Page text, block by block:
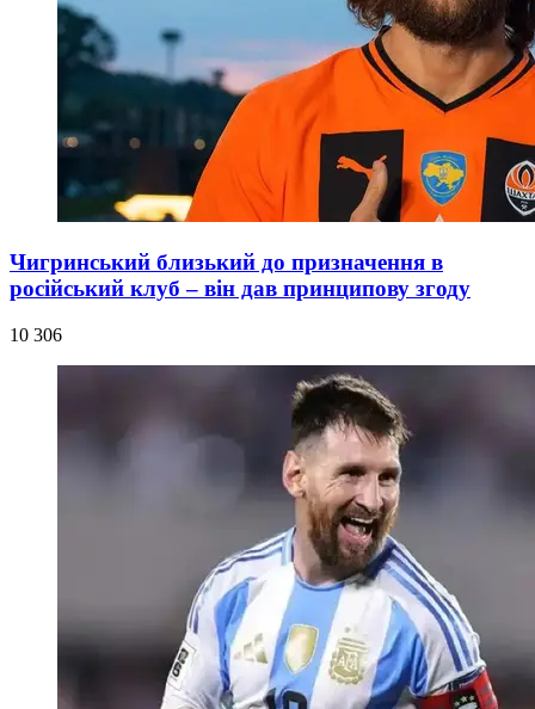
Чигринський близький до призначення в
російський клуб – він дав принципову згоду
10 306